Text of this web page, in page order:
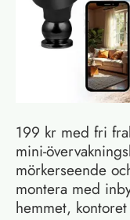
199 kr med fri
mini-
mörkerseende
montera med
hemmet,